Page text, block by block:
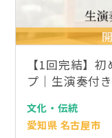
【1回完結】
プ｜生演奏付き
文化・伝統
愛知県 名古屋市